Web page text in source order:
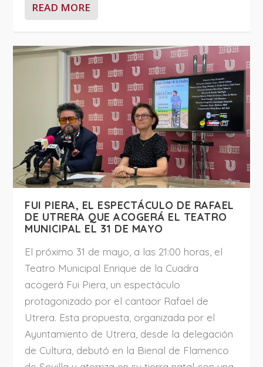
READ MORE
FUI PIERA, EL ESPECTÁCULO DE RAFAEL
DE UTRERA QUE ACOGERÁ EL TEATRO
MUNICIPAL EL 31 DE MAYO
El próximo 31 de mayo, a las 21:00 horas, el
Teatro Municipal Enrique de la Cuadra
acogerá Fui Piera, un espectáculo
protagonizado por el cantaor Rafael de
Utrera. Esta propuesta, organizada por el
Ayuntamiento de Utrera, desde la delegación
de Cultura, debutó en la Bienal de Flamenco